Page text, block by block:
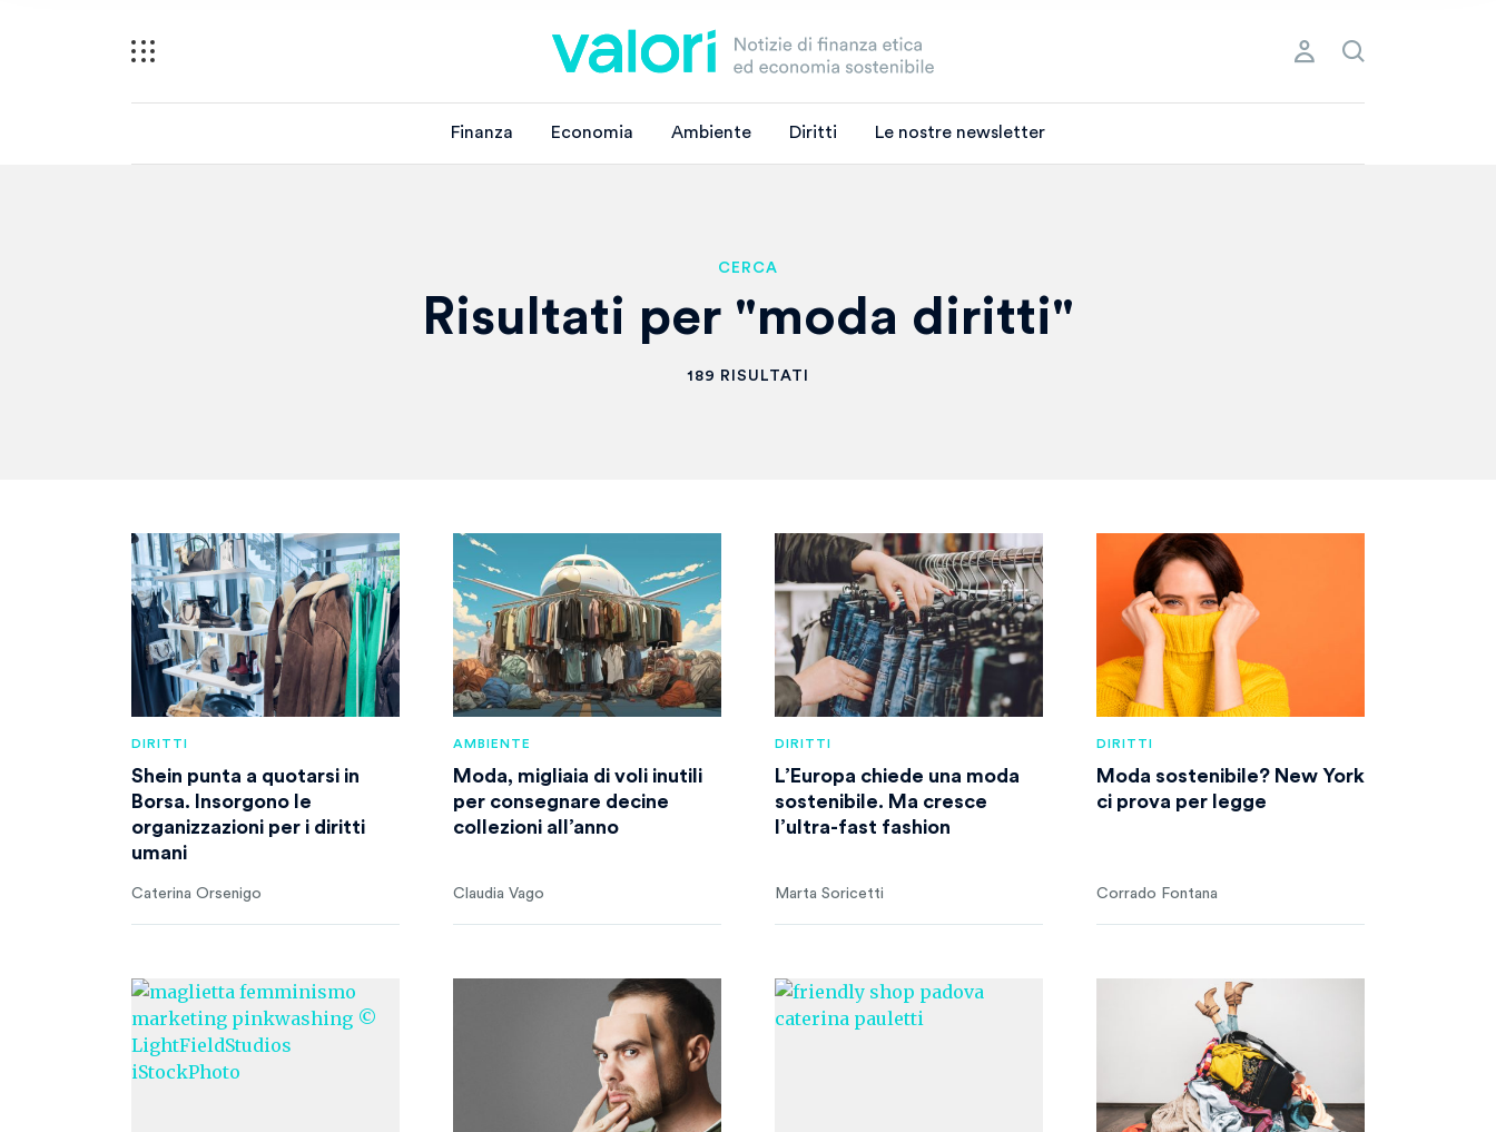
Finanza Economia Ambiente Diritti Le nostre newsletter
CERCA
Risultati per "moda diritti"
189 RISULTATI
DIRITTI
Shein punta a quotarsi in
Borsa. Insorgono le
organizzazioni per i diritti
umani
Caterina Orsenigo
AMBIENTE
Moda, migliaia di voli inutili
per consegnare decine
collezioni all’anno
Claudia Vago
DIRITTI
L’Europa chiede una moda
sostenibile. Ma cresce
l’ultra-fast fashion
Marta Soricetti
DIRITTI
Moda sostenibile? New York
ci prova per legge
Corrado Fontana